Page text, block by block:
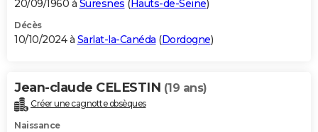
20/09/1960 à Suresnes ( Hauts-de-Seine)
Décès
10/10/2024 à Sarlat-la-Canéda (Dordogne)
Jean-claude CELESTIN (19 ans)
Créer une cagnotte obsèques
Naissance